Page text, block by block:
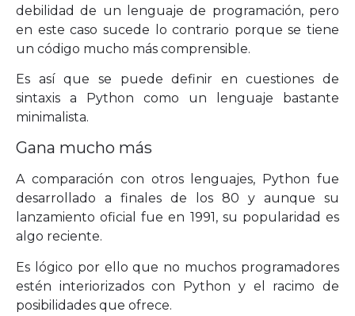
debilidad de un lenguaje de programación, pero
en este caso sucede lo contrario porque se tiene
un código mucho más comprensible.
Es así que se puede definir en cuestiones de
sintaxis a Python como un lenguaje bastante
minimalista.
Gana mucho más
A comparación con otros lenguajes, Python fue
desarrollado a finales de los 80 y aunque su
lanzamiento oficial fue en 1991, su popularidad es
algo reciente.
Es lógico por ello que no muchos programadores
estén interiorizados con Python y el racimo de
posibilidades que ofrece.